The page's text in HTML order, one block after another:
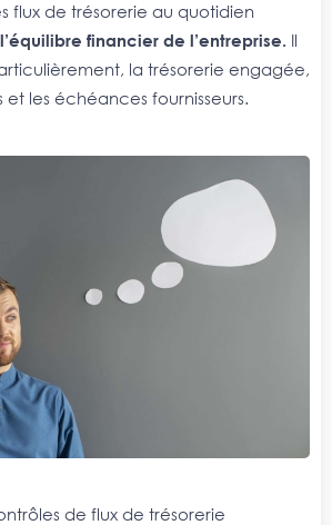
flux de trésorerie au quotidien
financier de l’entreprise. Il
la trésorerie engagée,
et les échéances fournisseurs.
de flux de trésorerie